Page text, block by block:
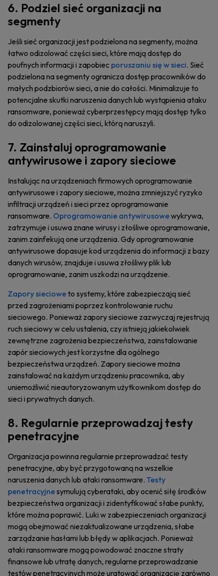
6. Podziel sieć organizacji na
segmenty
Jeśli sieć organizacji jest podzielona na segmenty, można
łatwo odizolować części sieci, które mają dostęp do
poufnych informacji i zapobiec poruszaniu się w sieci. Sieć
podzielona na segmenty ogranicza dostęp pracowników do
małych podzbiorów sieci, a nie do całości. Minimalizuje to
potencjalne skutki naruszenia danych lub wystąpienia ataku
ransomware, ponieważ cyberprzestępcy mają dostęp tylko
do odizolowanej części sieci, którą naruszyli.
7. Zainstaluj oprogramowanie
antywirusowe i zapory sieciowe
Instalując na urządzeniach firmowych oprogramowanie
antywirusowe i zapory sieciowe, można zmniejszyć ryzyko
infiltracji urządzeń i sieci przez oprogramowanie
ransomware. Oprogramowanie antywirusowewykrywa,
zatrzymuje i usuwa znane wirusy i złośliwe oprogramowanie,
zanim zainfekują one urządzenia. Gdy oprogramowanie
antywirusowe dopasuje kod urządzenia do informacji z bazy
danych wirusów, znajduje i usuwa złośliwy plik lub
oprogramowanie, zanim uszkodzi na urządzenie.
Zapory siecioweto systemy, które zabezpieczają sieć
przed zagrożeniami poprzez kontrolowanie ruchu
sieciowego. Ponieważ zapory sieciowe zazwyczaj rejestrują
ruch sieciowy w celu ustalenia, czy istnieją jakiekolwiek
zewnętrzne zagrożenia bezpieczeństwa, zainstalowanie
zapór sieciowych jest korzystne dla ogólnego
bezpieczeństwa urządzeń. Zapory sieciowe można
zainstalować na każdym urządzeniu pracownika, aby
uniemożliwić nieautoryzowanym użytkownikom dostęp do
sieci i prywatnych danych.
8. Regularnie przeprowadzaj testy
penetracyjne
Organizacja powinna regularnie przeprowadzać testy
penetracyjne, aby być przygotowaną na wszelkie
naruszenia danych lub ataki ransomware. Testy
penetracyjnesymulują cyberataki, aby ocenić siłę środków
bezpieczeństwa organizacji i zidentyfikować słabe punkty,
które można poprawić. Luki w zabezpieczeniach organizacji
mogą obejmować niezaktualizowane urządzenia, słabe
zarządzanie hasłami lub błędy w aplikacjach. Ponieważ
ataki ransomware mogą powodować znaczne straty
finansowe lub utratę danych, regularne przeprowadzanie
testów penetracyjnych może uratować organizację zarówno